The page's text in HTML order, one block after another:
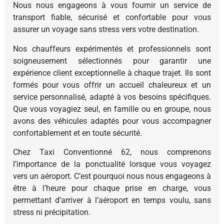
Nous nous engageons à vous fournir un service de
transport fiable, sécurisé et confortable pour vous
assurer un voyage sans stress vers votre destination.
Nos chauffeurs expérimentés et professionnels sont
soigneusement sélectionnés pour garantir une
expérience client exceptionnelle à chaque trajet. Ils sont
formés pour vous offrir un accueil chaleureux et un
service personnalisé, adapté à vos besoins spécifiques.
Que vous voyagiez seul, en famille ou en groupe, nous
avons des véhicules adaptés pour vous accompagner
confortablement et en toute sécurité.
Chez Taxi Conventionné 62, nous comprenons
l’importance de la ponctualité lorsque vous voyagez
vers un aéroport. C’est pourquoi nous nous engageons à
être à l’heure pour chaque prise en charge, vous
permettant d’arriver à l’aéroport en temps voulu, sans
stress ni précipitation.